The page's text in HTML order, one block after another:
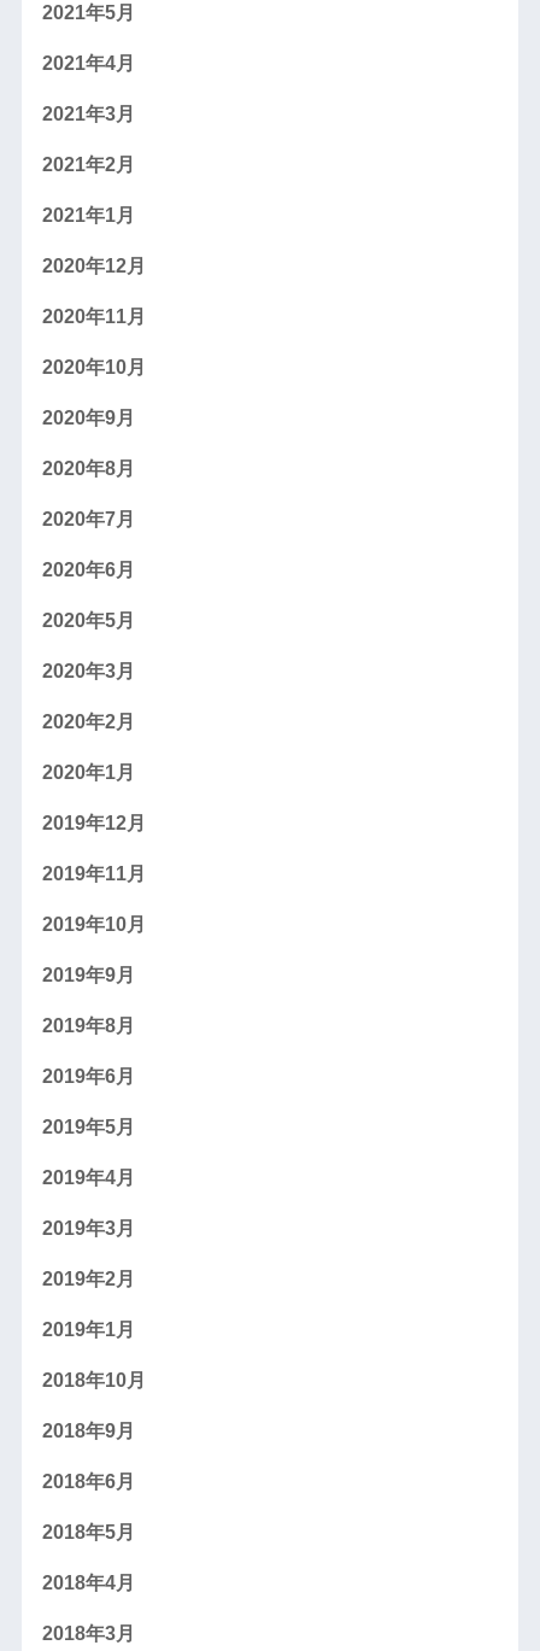
2021年5月
2021年4月
2021年3月
2021年2月
2021年1月
2020年12月
2020年11月
2020年10月
2020年9月
2020年8月
2020年7月
2020年6月
2020年5月
2020年3月
2020年2月
2020年1月
2019年12月
2019年11月
2019年10月
2019年9月
2019年8月
2019年6月
2019年5月
2019年4月
2019年3月
2019年2月
2019年1月
2018年10月
2018年9月
2018年6月
2018年5月
2018年4月
2018年3月